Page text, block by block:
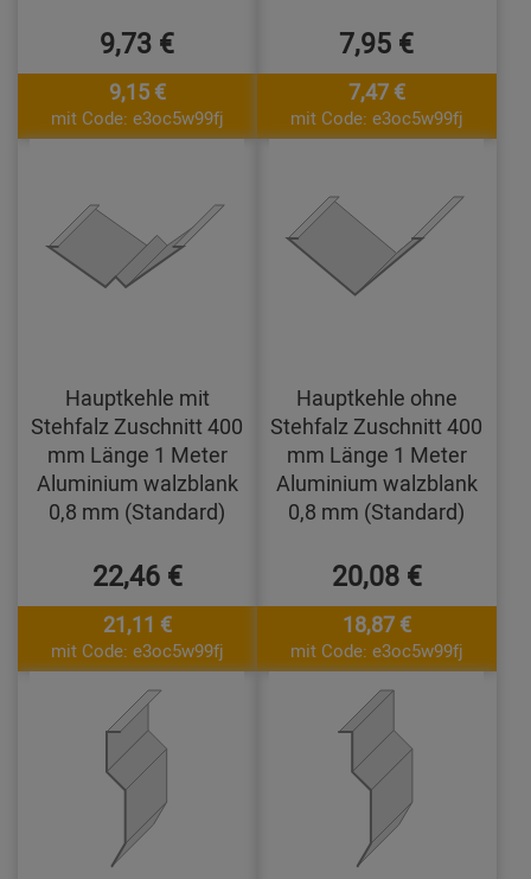
9,73 €
9,15 €
mit Code: e3oc5w99fj
7,95 €
7,47 €
mit Code: e3oc5w99fj
Hauptkehle mit
Stehfalz Zuschnitt 400
mm Länge 1 Meter
Aluminium walzblank
0,8 mm (Standard)
22,46 €
21,11 €
mit Code: e3oc5w99fj
Hauptkehle ohne
Stehfalz Zuschnitt 400
mm Länge 1 Meter
Aluminium walzblank
0,8 mm (Standard)
20,08 €
18,87 €
mit Code: e3oc5w99fj